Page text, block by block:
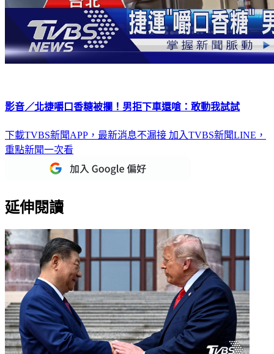
影音／北捷嚼口香糖被攔！男拒下車還嗆：敢動我試試
下載TVBS新聞APP，最新消息不漏接 加入TVBS新聞LINE，
重點新聞一次看
延伸閱讀